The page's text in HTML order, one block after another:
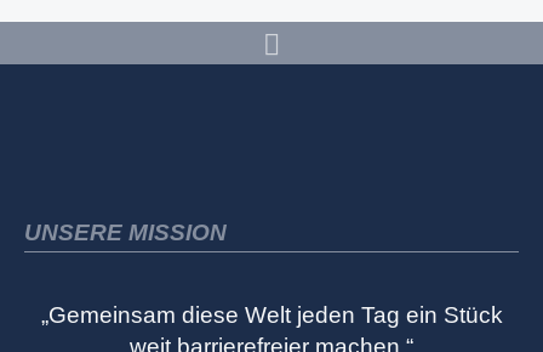
UNSERE MISSION
„Gemeinsam diese Welt jeden Tag ein Stück
weit barrierefreier machen.“